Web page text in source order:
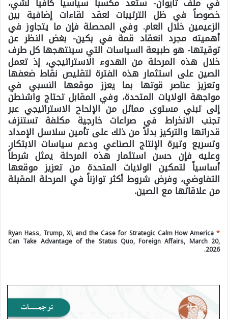
خصوصاً في ظل الترتيبات لعقد لقاءات إضافية بين
الزعيمين خلال العام. وفي المحصلة فإن ما يتجاوز في
أهميته مجرد انعقاد قمة في بكين- بغض النظر عن
توقيتها- هو طبيعة السياسات التي سينتهجها كل طرف
خلال هذه المرحلة من الهدوء الاستراتيجي، إذ تعمل
الصين على استثمار هذه الفترة لتقليص نقاط ضعفها
وتعزيز عناصر قوتها بما يعزز موقعها النسبي في
مواجهة الولايات المتحدة، وفي المقابل تحتاج واشنطن
إلى تبني مستوى مماثل من الإلحاح الاستراتيجي عبر
تجنب الانخراط في صراعات خارجية مكلفة تستنزف
قدراتها والتركيز بدلاً من ذلك على تأمين سلاسل الإمداد
وتسريع وتيرة الإنتاج الصناعي ودعم سياسات الابتكار.
وعليه فإن حسن استثمار هذه المرحلة يمثل شرطاً
أساسياً لتمكين الولايات المتحدة من تعزيز موقعها
التفاوضي، وفرض شروط أكثر توازناً في المرحلة المقبلة
من علاقاتها مع الصين.
*
Ryan Hass, Trump, Xi, and the Case for Strategic Calm How America
Can Take Advantage of the Status Quo, Foreign Affairs, March 20,
2026.